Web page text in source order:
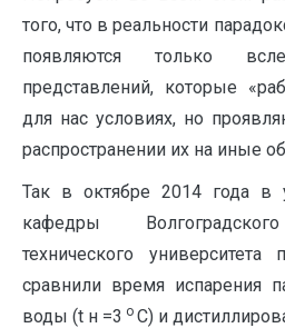
того, что в реальности
появляются только
представлений, которые
для нас условиях, но
распространении их на иные
Так в октябре 2014 года в
кафедры
технического университета
сравнили время испарения
воды (t н =3 о C) и